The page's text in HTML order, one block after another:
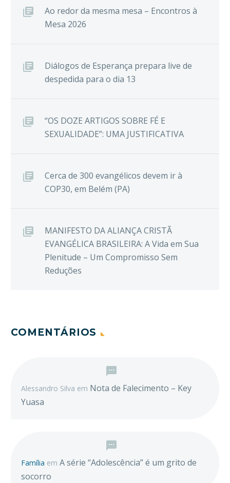
Ao redor da mesma mesa – Encontros à
Mesa 2026
Diálogos de Esperança prepara live de
despedida para o dia 13
“OS DOZE ARTIGOS SOBRE FÉ E
SEXUALIDADE”: UMA JUSTIFICATIVA
Cerca de 300 evangélicos devem ir à
COP30, em Belém (PA)
MANIFESTO DA ALIANÇA CRISTÃ
EVANGÉLICA BRASILEIRA: A Vida em Sua
Plenitude – Um Compromisso Sem
Reduções
COMENTÁRIOS
Alessandro Silva em Nota de Falecimento – Key
Yuasa
Família em A série “Adolescência” é um grito de
socorro